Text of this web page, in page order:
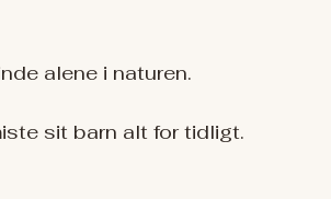
alene i naturen.
sit barn alt for tidligt.